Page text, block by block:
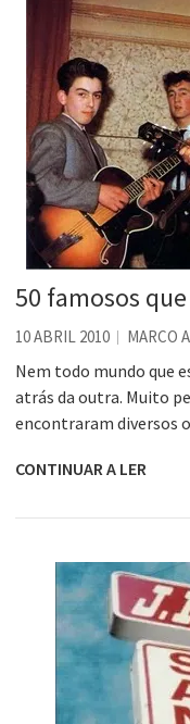
50 famosos
10 ABRIL 2010 MARCO
Nem todo mundo que
atrás da outra. Muito
encontraram diversos
CONTINUAR A LER